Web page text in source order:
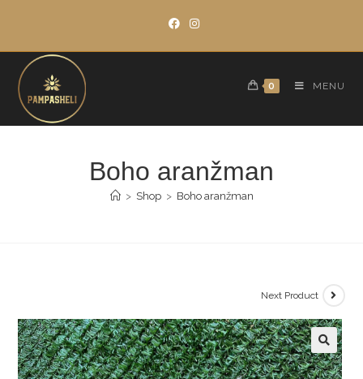
content
0 MENU
Boho aranžman
> Shop > Boho aranžman
Next Product
🔍